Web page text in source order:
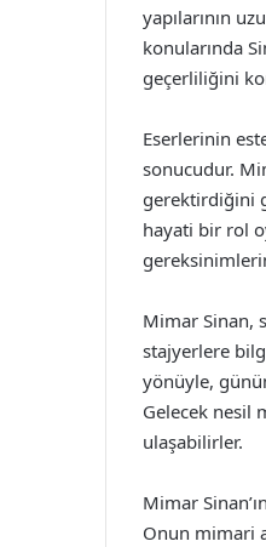
yapılarının
konularında
geçerliliğini
Eserlerinin
sonucudur.
gerektirdiğini
hayati bir rol
Mimar Sinan,
stajyerlere
yönüyle,
Gelecek nesil
ulaşabilirler.
Mimar
Onun mimari